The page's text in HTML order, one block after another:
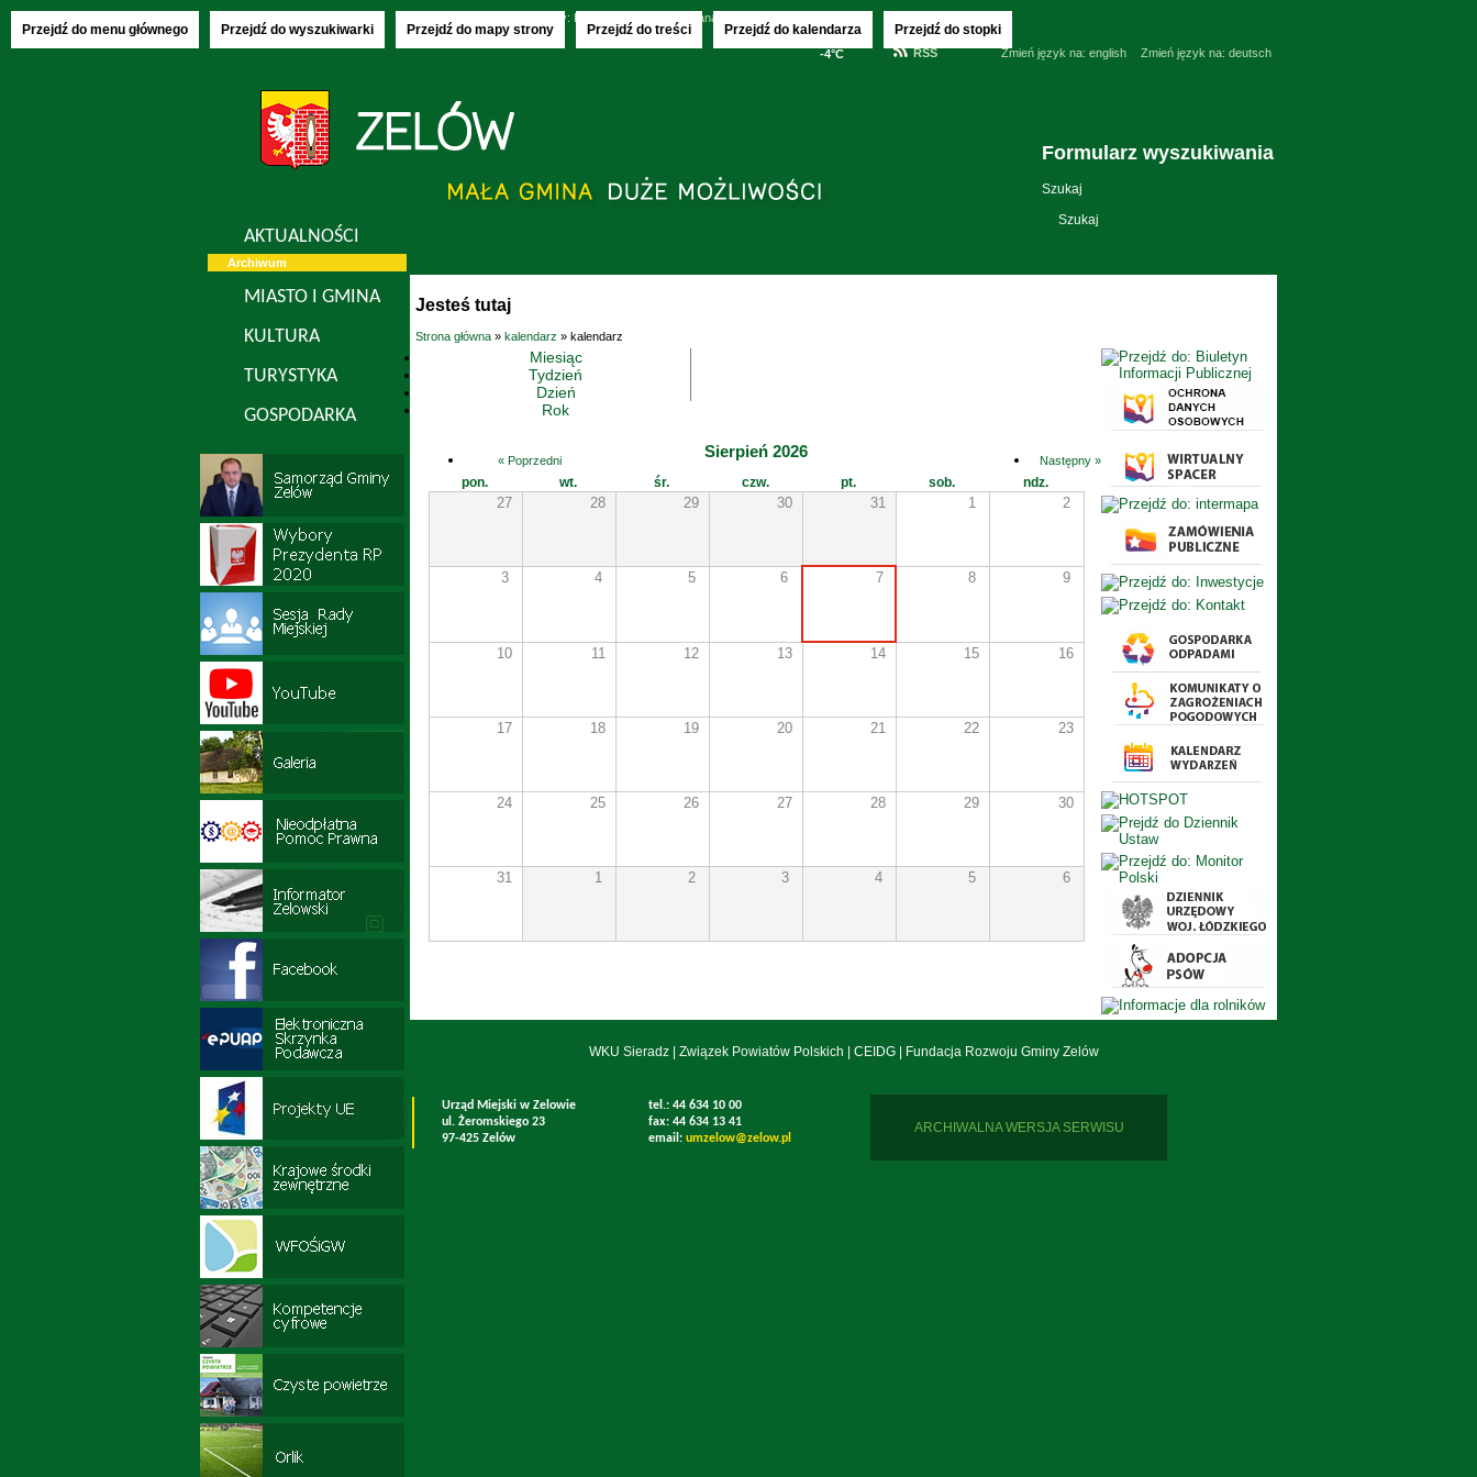
Przejdź do menu głównego Przejdź do wyszukiwarki Przejdź do mapy strony Przejdź do treści Przejdź do kalendarza Przejdź do stopki
imieniny: Donaty, Olechny i Kajetana
-4°C RSS Zmień język na: english Zmień język na: deutsch
Formularz wyszukiwania
Szukaj
AKTUALNOŚCI
Archiwum
MIASTO I GMINA
KULTURA
TURYSTYKA
GOSPODARKA
Jesteś tutaj
Strona główna » kalendarz » kalendarz
Miesiąc
Tydzień
Dzień
Rok
Sierpień 2026
« Poprzedni Następny »
pon. wt. śr. czw. pt. sob. ndz.
27 28 29 30 31 1 2
3 4 5 6 7 8 9
10 11 12 13 14 15 16
17 18 19 20 21 22 23
24 25 26 27 28 29 30
31 1 2 3 4 5 6
WKU Sieradz| Związek Powiatów Polskich | CEIDG| Fundacja Rozwoju Gminy Zelów
Urząd Miejski w Zelowie
ul. Żeromskiego 23
97-425 Zelów
tel.: 44 634 10 00
fax: 44 634 13 41
email: umzelow@zelow.pl
ARCHIWALNA WERSJA SERWISU